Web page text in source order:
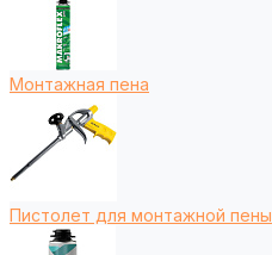
Монтажная пена
Пистолет для монтажной пены